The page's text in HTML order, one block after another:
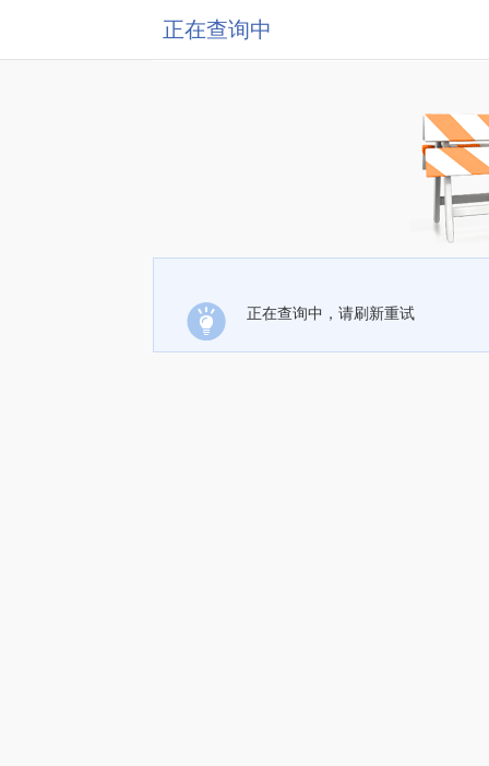
正在查询中
正在查询中，请刷新重试